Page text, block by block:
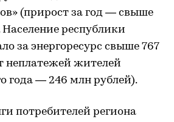
(прирост за год — свыше
республики
за энергоресурс свыше 767
неплатежей жителей
года — 246 млн рублей).
потребителей региона